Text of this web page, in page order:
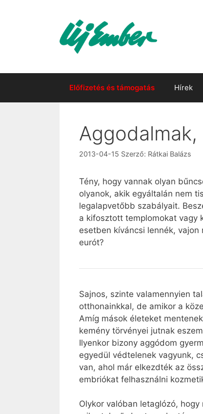
Előfizetés és támogatás Hírek
2013-04-15 Szerző: Rátkai Balázs
Tény, hogy vannak olyan
olyanok, akik egyáltalán nem
legalapvetőbb szabályait.
a kifosztott templomokat vagy
esetben kíváncsi lennék,
eurót?
Sajnos, szinte valamennyien
otthonainkkal, de amikor a
Amíg mások életeket
kemény törvényei jutnak
Ilyenkor bizony aggódom
egyedül védtelenek vagyunk,
van, ahol már elkezdték az
embriókat felhasználni
Olykor valóban letaglózó,